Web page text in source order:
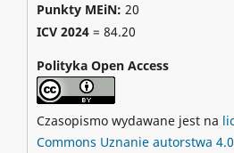
Punkty MEiN: 20
ICV 2024= 84.20
Polityka Open Access
Czasopismo wydawane jest na
Commons Uznanie autorstwa